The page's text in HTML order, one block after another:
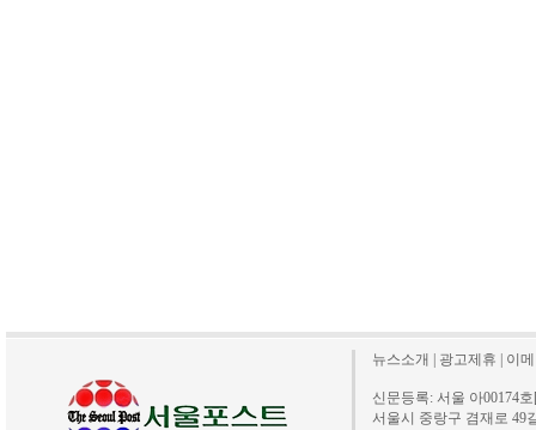
뉴스소개 광고제휴 이
신문등록: 서울 아00174
서울시 중랑구 겸재로 49